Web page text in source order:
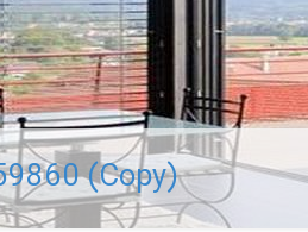
(Copy)